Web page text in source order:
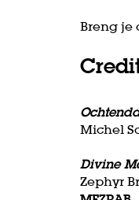
Breng je
Michel
Divine
Zephyr